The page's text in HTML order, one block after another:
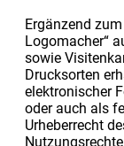
Ergänzend
Logomacher“
sowie
Drucksorten
elektronischer
oder auch als
Urheberrecht